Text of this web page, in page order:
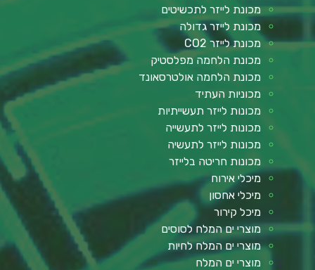
מכונת לייזר לתכשיטים
מכונת לייזר גדולה
מכונת לייזר CO2
מכונת הלחמה מפלסטיק
מכונת הלחמה אולטרסאונד
מכוניות העתיד
מכונות לייזר תעשייתיות
מכונות לייזר לתעשייה
מכונות לייזר לתעשיה
מכונות חריטה בלייזר
מיכלי אירוח
מיכלי אחסון
מיכל קירור
מוצרי ים המלח לסוסים
מוצרי ים המלח לחיות
מוצרי ים המלח